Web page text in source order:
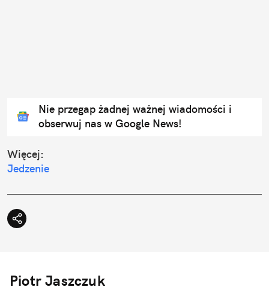
Nie przegap żadnej ważnej wiadomości i
obserwuj nas w Google News!
Więcej:
Jedzenie
Piotr Jaszczuk